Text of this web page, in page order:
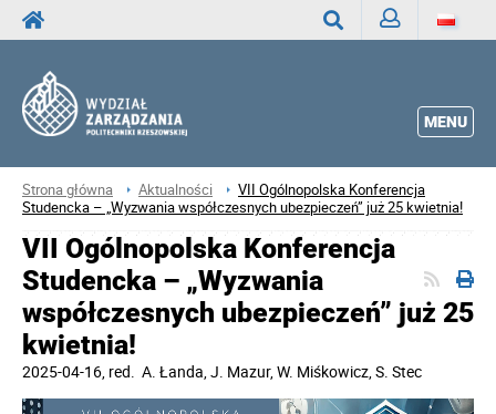
MENU
Strona główna Aktualności
VII Ogólnopolska Konferencja
Studencka – „Wyzwania współczesnych ubezpieczeń” już 25 kwietnia!
VII Ogólnopolska Konferencja
Studencka – „Wyzwania
współczesnych ubezpieczeń” już 25
kwietnia!
2025-04-16, red. A. Łanda, J. Mazur, W. Miśkowicz, S. Stec